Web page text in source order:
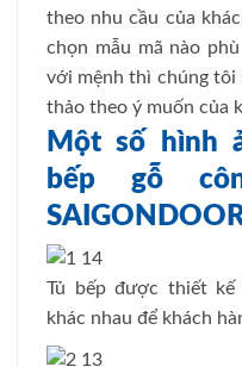
theo nhu cầu của
chọn mẫu mã nào
với mệnh thì chúng tôi
thảo theo ý muốn của
Một số hình
bếp gỗ
Tủ bếp được thiết kế
khác nhau để khách